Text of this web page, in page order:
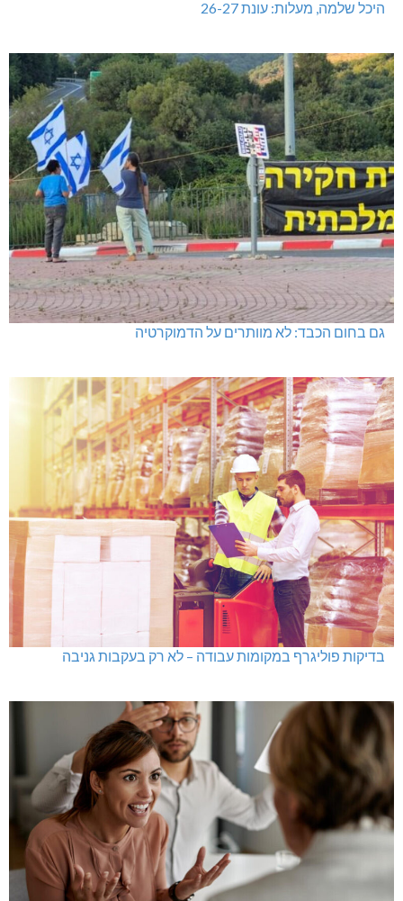
היכל שלמה, מעלות: עונת 26-27
גם בחום הכבד: לא מוותרים על הדמוקרטיה
בדיקות פוליגרף במקומות עבודה – לא רק בעקבות גניבה